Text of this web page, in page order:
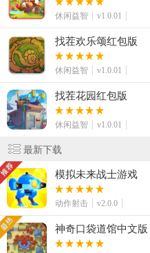
休闲益智 v1.0.01
找茬欢乐颂红包版
休闲益智 v1.0.01
找茬花园红包版
休闲益智 v1.0.01
最新下载
模拟未来战士游戏
动作射击 v2.0.0
神奇口袋道馆中文版